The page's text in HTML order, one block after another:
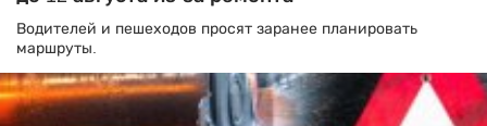
Водителей и пешеходов просят заранее планировать
маршруты.